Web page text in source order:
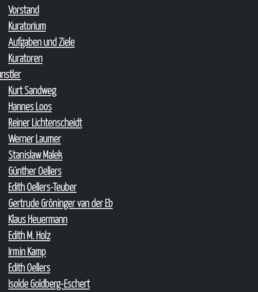
Vorstand
Kuratorium
Aufgaben und Ziele
Kuratoren
Kurt Sandweg
Hannes Loos
Reiner Lichtenscheidt
Werner Laumer
Stanislaw Malek
Günther Oellers
Edith Oellers-Teuber
Gertrude Gröninger van der Eb
Klaus Heuermann
Edith M. Holz
Irmin Kamp
Edith Oellers
Isolde Goldberg-Eschert